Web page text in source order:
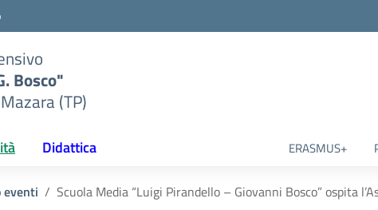
Bosco"
(TP)
Didattica ERASMUS+
eventi Scuola Media “Luigi Pirandello – Giovanni Bosco” ospita